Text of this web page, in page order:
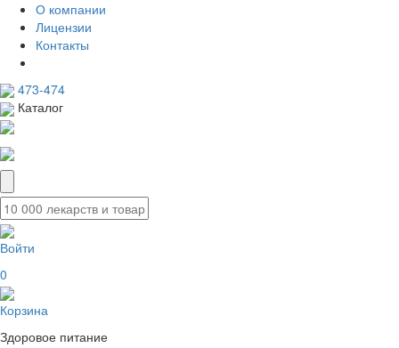
О компании
Лицензии
Контакты
473-474
Каталог
Войти
0
Корзина
Здоровое питание